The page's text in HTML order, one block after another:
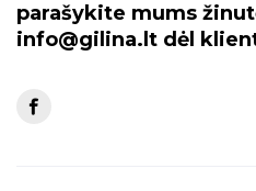
parašykite mums
info@gilina.lt dėl